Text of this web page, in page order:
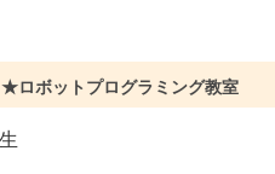
★ロボットプログラミング教室